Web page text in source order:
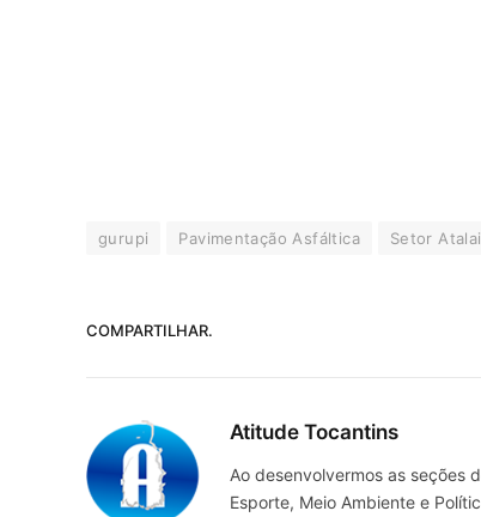
gurupi Pavimentação Asfáltica Setor
COMPARTILHAR.
Atitude Tocantins
Ao desenvolvermos as seções
Esporte, Meio Ambiente e